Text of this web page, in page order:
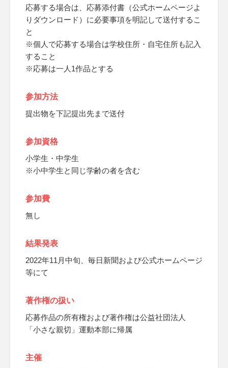
応募する場合は、応募添付書（公式ホームページよ
りダウンロード）に必要事項を明記して送付するこ
と
※個人で応募する場合は学校住所・自宅住所も記入
すること
※応募は一人1作品とする
参加方法
提出物を下記提出先まで送付
参加資格
小学生・中学生
※小中学生と同じ学齢の者を含む
参加費
無し
結果発表
2022年11月中旬、毎日新聞および公式ホームページ
等にて
著作権の扱い
応募作品の所有権および著作権は公益社団法人
「小さな親切」運動本部に帰属
主催